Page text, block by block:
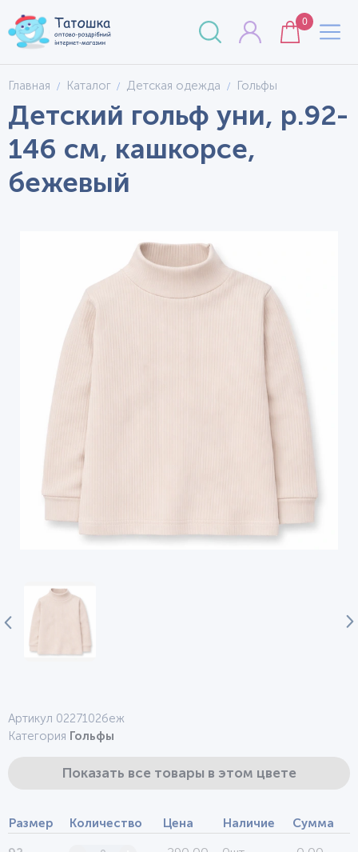
0
Главная Каталог Детская одежда Гольфы
Детский гольф уни, р.92-
146 см, кашкорсе,
бежевый
Артикул 0227102беж
Категория Гольфы
Показать все товары в этом цвете
Размер Количество Цена Наличие Сумма